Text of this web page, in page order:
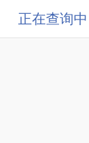
正在查询中